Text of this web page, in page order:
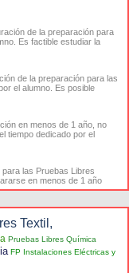
de la preparación para
Es factible estudiar la
de la preparación para las
el alumno. Es posible
en menos de 1 año, no
tiempo dedicado por el
las Pruebas Libres
en menos de 1 año
Textil,
Pruebas Libres Química
FP Instalaciones Eléctricas y